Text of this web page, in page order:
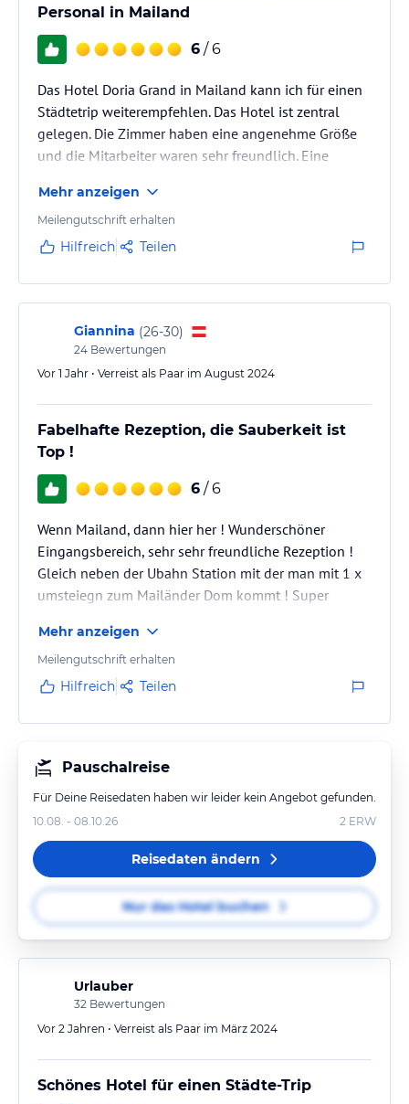
Personal in Mailand
6 / 6
Das Hotel Doria Grand in Mailand kann ich für einen
Städtetrip weiterempfehlen. Das Hotel ist zentral
gelegen. Die Zimmer haben eine angenehme Größe
und die Mitarbeiter waren sehr freundlich. Eine
ebenfalls möglich.
Mehr anzeigen
Meilengutschrift erhalten
Hilfreich Teilen
Giannina (26-30)
24 Bewertungen
Vor 1 Jahr • Verreist als Paar im August 2024
Fabelhafte Rezeption, die Sauberkeit ist
Top !
6 / 6
Wenn Mailand, dann hier her ! Wunderschöner
Eingangsbereich, sehr sehr freundliche Rezeption !
Gleich neben der Ubahn Station mit der man mit 1 x
umsteiegn zum Mailänder Dom kommt ! Super
Mehr anzeigen
Meilengutschrift erhalten
Hilfreich Teilen
Pauschalreise
Für Deine Reisedaten haben wir leider kein Angebot gefunden.
10.08. - 08.10.26
2 ERW
Reisedaten ändern
Nur das Hotel buchen
Urlauber
32 Bewertungen
Vor 2 Jahren • Verreist als Paar im März 2024
Schönes Hotel für einen Städte-Trip